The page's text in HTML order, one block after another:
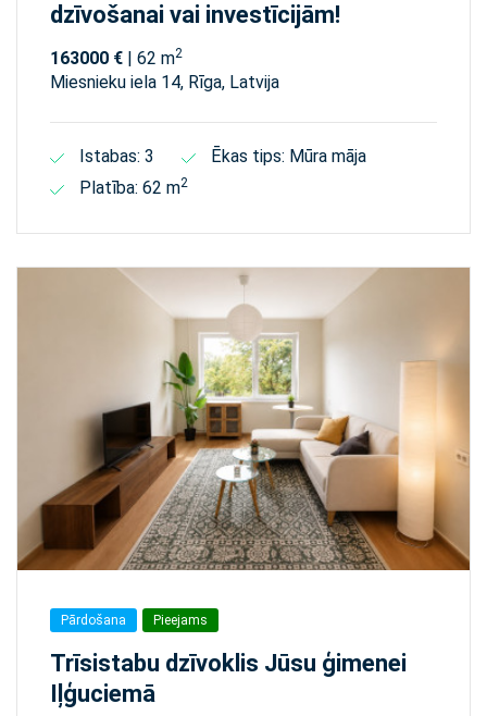
dzīvošanai vai investīcijām!
163000 € | 62 m2
Miesnieku iela 14, Rīga, Latvija
Istabas: 3
Ēkas tips: Mūra māja
Platība: 62 m2
Pārdošana Pieejams
Trīsistabu dzīvoklis Jūsu ģimenei
Iļģuciemā